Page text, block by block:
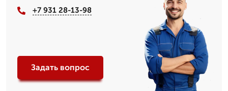
+7 931 28-13-98
Задать вопрос